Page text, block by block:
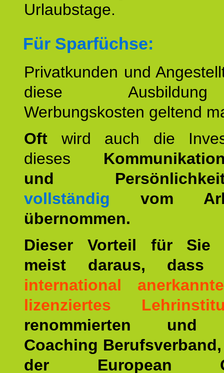
Urlaubstage.
Für Sparfüchse:
Privatkunden und
diese
Werbungskosten geltend
Oft wird auch die
dieses
und
vollständig vom
übernommen.
Dieser Vorteil für Sie
meist daraus,
international
lizenziertes
renommierten und
Coaching
der European